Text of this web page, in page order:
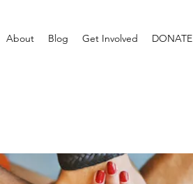
About Blog Get Involved DONATE